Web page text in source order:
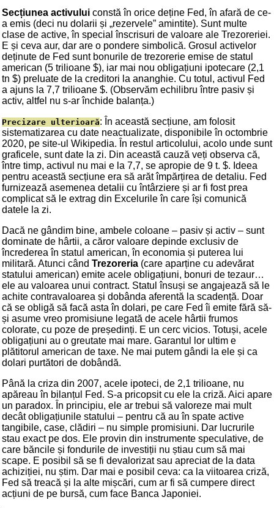
Secțiunea activului constă în orice deține Fed, în afară de ce-
a emis (deci nu dolarii și „rezervele” amintite). Sunt multe
clase de active, în special înscrisuri de valoare ale Trezoreriei.
E și ceva aur, dar are o pondere simbolică. Grosul activelor
deținute de Fed sunt bonurile de trezorerie emise de statul
american (5 trilioane $), iar mai nou obligațiuni ipotecare (2,1
tn $) preluate de la creditori la ananghie. Cu totul, activul Fed
a ajuns la 7,7 trilioane $. (Observăm echilibru între pasiv și
activ, altfel nu s-ar închide balanța.)
Precizare ulterioară: În această secțiune, am folosit
sistematizarea cu date neactualizate, disponibile în octombrie
2020, pe site-ul Wikipedia. În restul articolului, acolo unde sunt
graficele, sunt date la zi. Din această cauză veți observa că,
între timp, activul nu mai e la 7,7, se apropie de 9 t. $. Ideea
pentru această secțiune era să arăt împărțirea de detaliu. Fed
furnizează asemenea detalii cu întârziere și ar fi fost prea
complicat să le extrag din Excelurile în care își comunică
datele la zi.
Dacă ne gândim bine, ambele coloane – pasiv și activ – sunt
dominate de hârtii, a căror valoare depinde exclusiv de
încrederea în statul american, în economia și puterea lui
militară. Atunci când Trezoreria (care aparține cu adevărat
statului american) emite acele obligațiuni, bonuri de tezaur…
ele au valoarea unui contract. Statul însuși se angajează să le
achite contravaloarea și dobânda aferentă la scadență. Doar
că se obligă să facă asta în dolari, pe care Fed îi emite fără să-
și asume vreo promisiune legată de acele hârtii frumos
colorate, cu poze de președinți. E un cerc vicios. Totuși, acele
obligațiuni au o greutate mai mare. Garantul lor ultim e
plătitorul american de taxe. Ne mai putem gândi la ele și ca
dolari purtători de dobândă.
Până la criza din 2007, acele ipoteci, de 2,1 trilioane, nu
apăreau în bilanțul Fed. S-a pricopsit cu ele la criză. Aici apare
un paradox. În principiu, ele ar trebui să valoreze mai mult
decât obligațiunile statului – pentru că au în spate active
tangibile, case, clădiri – nu simple promisiuni. Dar lucrurile
stau exact pe dos. Ele provin din instrumente speculative, de
care băncile și fondurile de investiții nu știau cum să mai
scape. E posibil să se fi devalorizat sau apreciat de la data
achiziției, nu știm. Dar mai e posibil ceva: ca la viitoarea criză,
Fed să treacă și la alte mișcări, cum ar fi să cumpere direct
acțiuni de pe bursă, cum face Banca Japoniei.